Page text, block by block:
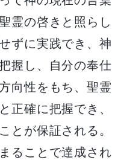
霊の啓きと照らし
ずに実践でき、神
握し、自分の奉仕
向性をもち、聖霊
正確に把握でき、
とが保証される。
ることで達成され